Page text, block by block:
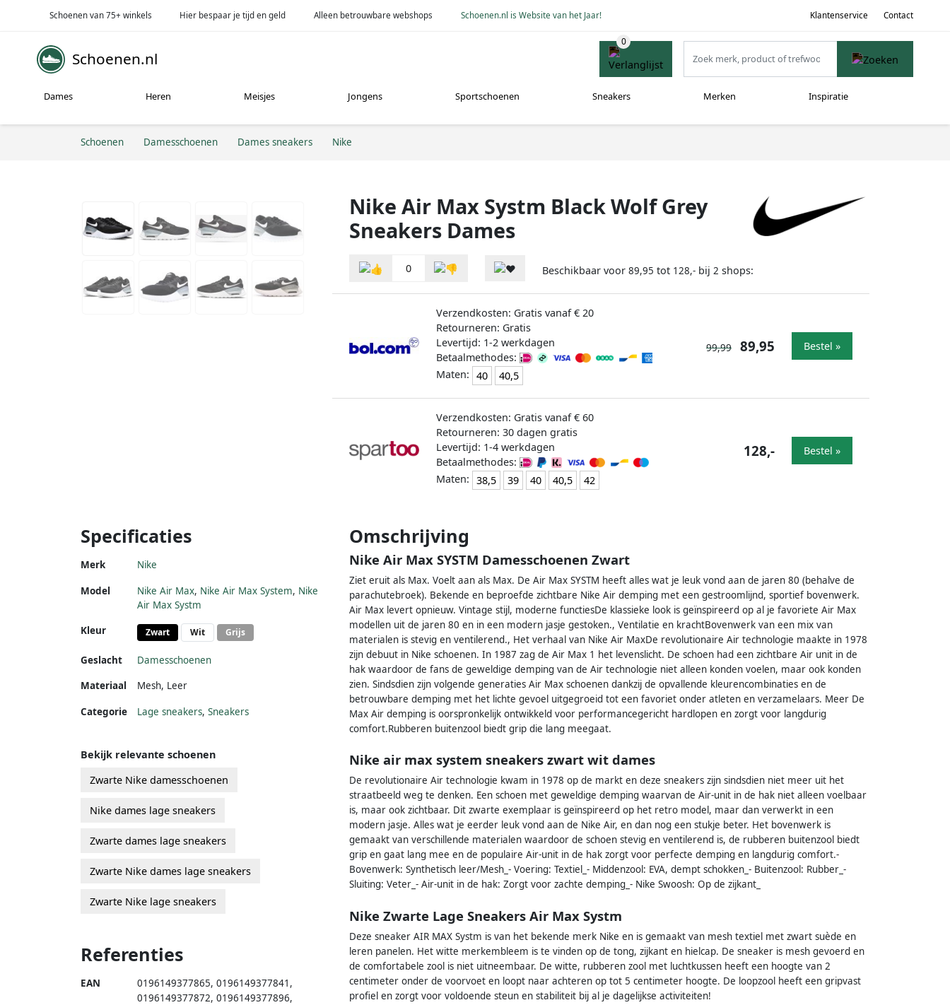
Schoenen van 75+ winkels Hier bespaar je tijd en geld Alleen betrouwbare webshops Schoenen.nl is Website van het Jaar! Klantenservice Contact
Schoenen.nl
Dames Heren Meisjes Jongens Sportschoenen Sneakers Merken Inspiratie
Schoenen Damesschoenen Dames sneakers Nike
Nike Air Max Systm Black Wolf Grey
Sneakers Dames
0 Beschikbaar voor 89,95 tot 128,- bij 2 shops:
Verzendkosten: Gratis vanaf € 20
Retourneren: Gratis
Levertijd: 1-2 werkdagen
Betaalmethodes:
Maten: 40 40,5
99,99 89,95 Bestel »
Verzendkosten: Gratis vanaf € 60
Retourneren: 30 dagen gratis
Levertijd: 1-4 werkdagen
Betaalmethodes:
Maten: 38,5 39 40 40,5 42
128,- Bestel »
Specificaties
Merk Nike
Model Nike Air Max, Nike Air Max System, Nike
Air Max Systm
Kleur
Zwart Wit Grijs
Geslacht
Damesschoenen
Materiaal
Mesh, Leer
Categorie Lage sneakers, Sneakers
Omschrijving
Nike Air Max SYSTM Damesschoenen Zwart
Ziet eruit als Max. Voelt aan als Max. De Air Max SYSTM heeft alles wat je leuk vond aan de jaren 80 (behalve de
parachutebroek). Bekende en beproefde zichtbare Nike Air demping met een gestroomlijnd, sportief bovenwerk.
Air Max levert opnieuw. Vintage stijl, moderne functiesDe klassieke look is geïnspireerd op al je favoriete Air Max
modellen uit de jaren 80 en in een modern jasje gestoken., Ventilatie en krachtBovenwerk van een mix van
materialen is stevig en ventilerend., Het verhaal van Nike Air MaxDe revolutionaire Air technologie maakte in 1978
zijn debuut in Nike schoenen. In 1987 zag de Air Max 1 het levenslicht. De schoen had een zichtbare Air unit in de
hak waardoor de fans de geweldige demping van de Air technologie niet alleen konden voelen, maar ook konden
zien. Sindsdien zijn volgende generaties Air Max schoenen dankzij de opvallende kleurencombinaties en de
betrouwbare demping met het lichte gevoel uitgegroeid tot een favoriet onder atleten en verzamelaars. Meer De
Max Air demping is oorspronkelijk ontwikkeld voor performancegericht hardlopen en zorgt voor langdurig
comfort.Rubberen buitenzool biedt grip die lang meegaat.
Nike air max system sneakers zwart wit dames
De revolutionaire Air technologie kwam in 1978 op de markt en deze sneakers zijn sindsdien niet meer uit het
straatbeeld weg te denken. Een schoen met geweldige demping waarvan de Air-unit in de hak niet alleen voelbaar
is, maar ook zichtbaar. Dit zwarte exemplaar is geïnspireerd op het retro model, maar dan verwerkt in een
modern jasje. Alles wat je eerder leuk vond aan de Nike Air, en dan nog een stukje beter. Het bovenwerk is
gemaakt van verschillende materialen waardoor de schoen stevig en ventilerend is, de rubberen buitenzool biedt
grip en gaat lang mee en de populaire Air-unit in de hak zorgt voor perfecte demping en langdurig comfort.-
Bovenwerk: Synthetisch leer/Mesh_- Voering: Textiel_- Middenzool: EVA, dempt schokken_- Buitenzool: Rubber_-
Sluiting: Veter_- Air-unit in de hak: Zorgt voor zachte demping_- Nike Swoosh: Op de zijkant_
Nike Zwarte Lage Sneakers Air Max Systm
Deze sneaker AIR MAX Systm is van het bekende merk Nike en is gemaakt van mesh textiel met zwart suède en
leren panelen. Het witte merkembleem is te vinden op de tong, zijkant en hielcap. De sneaker is mesh gevoerd en
de comfortabele zool is niet uitneembaar. De witte, rubberen zool met luchtkussen heeft een hoogte van 2
centimeter onder de voorvoet en loopt naar achteren op tot 5 centimeter hoogte. De loopzool heeft een gripvast
profiel en zorgt voor voldoende steun en stabiliteit bij al je dagelijkse activiteiten!
Bekijk relevante schoenen
Zwarte Nike damesschoenen
Nike dames lage sneakers
Zwarte dames lage sneakers
Zwarte Nike dames lage sneakers
Zwarte Nike lage sneakers
Referenties
EAN 0196149377865, 0196149377841 ,
0196149377872, 0196149377896,